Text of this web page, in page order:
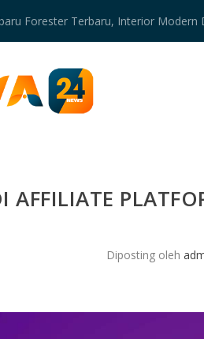
Forester Terbaru, Interior Modern
AFFILIATE
Diposting oleh